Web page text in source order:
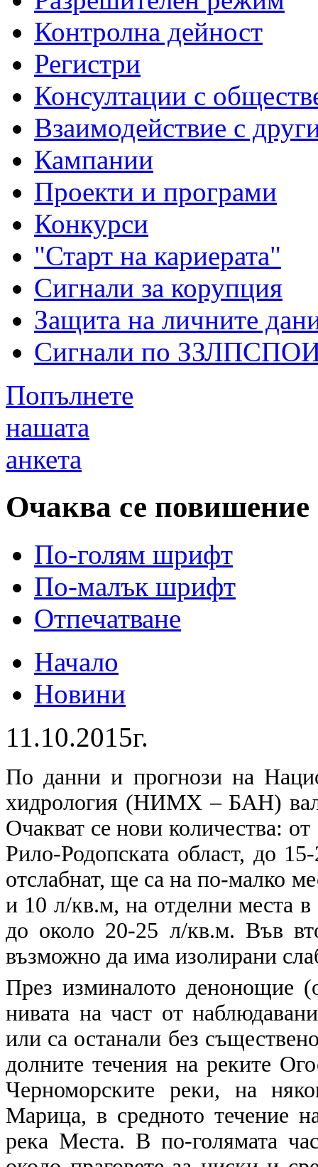
Контролна дейност
Регистри
Консултации с
Взаимодействие с
Кампании
Проекти и програми
Конкурси
"Старт на кариерата"
Сигнали за корупция
Защита на личните
Сигнали по
Попълнете
нашата
анкета
Очаква се повишение
По-голям шрифт
По-малък шрифт
Отпечатване
Начало
Новини
11.10.2015г.
По данни и прогнози на
хидрология (НИМХ – БАН)
Очакват се нови количества:
Рило-Родопската област, до
отслабнат, ще са на по-малко
и 10 л/кв.м, на отделни места
до около 20-25 л/кв.м. Във
възможно да има изолирани
През изминалото
нивата на част от
или са останали без
долните течения на реките
Черноморските реки, на
Марица, в средното течение
река Места. В по-голямата